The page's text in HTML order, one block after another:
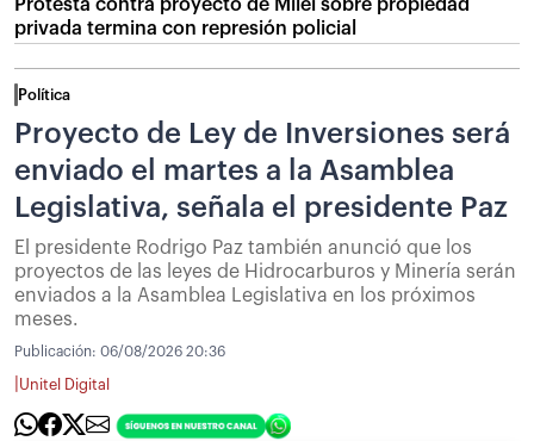
Protesta contra proyecto de Milei sobre propiedad
privada termina con represión policial
Política
Proyecto de Ley de Inversiones será
enviado el martes a la Asamblea
Legislativa, señala el presidente Paz
El presidente Rodrigo Paz también anunció que los
proyectos de las leyes de Hidrocarburos y Minería serán
enviados a la Asamblea Legislativa en los próximos
meses.
Publicación: 06/08/2026 20:36
Unitel Digital